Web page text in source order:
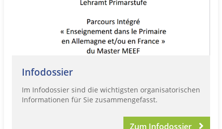
Infodossier
Im Infodossier sind die wichtigsten organisatorischen
Informationen für Sie zusammengefasst.
Zum Infodossier